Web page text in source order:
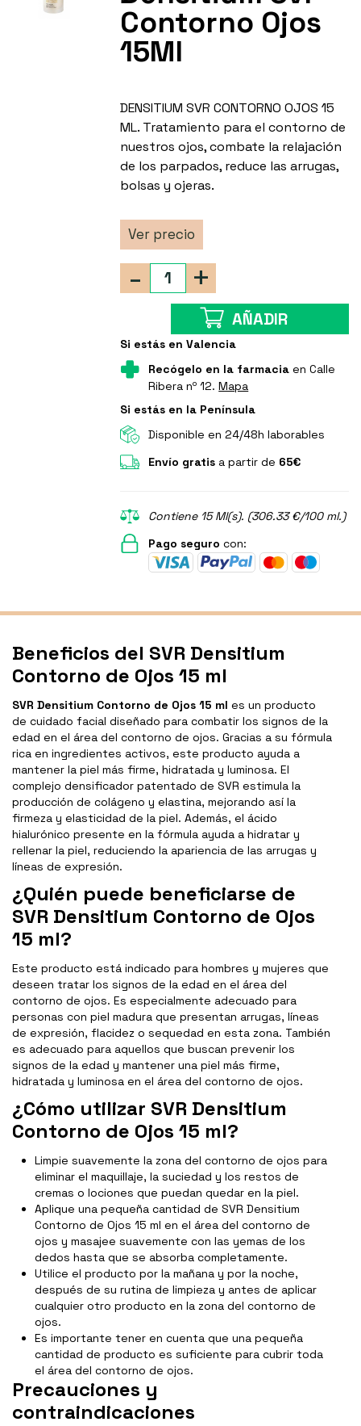
Contorno Ojos
15Ml
DENSITIUM SVR CONTORNO OJOS 15
ML. Tratamiento para el contorno de
nuestros ojos, combate la relajación
de los parpados, reduce las arrugas,
bolsas y ojeras.
Ver precio
+
-
AÑADIR
Si estás en Valencia
Recógelo en la farmacia en Calle
Ribera nº 12.Mapa
Si estás en la Península
Disponible en 24/48h laborables
Envío gratis a partir de 65€
Contiene 15 Ml(s). (306.33 €/100 ml.)
Pago seguro con:
Beneficios del SVR Densitium
Contorno de Ojos 15 ml
SVR Densitium Contorno de Ojos 15 ml es un producto
de cuidado facial diseñado para combatir los signos de la
edad en el área del contorno de ojos. Gracias a su fórmula
rica en ingredientes activos, este producto ayuda a
mantener la piel más firme, hidratada y luminosa. El
complejo densificador patentado de SVR estimula la
producción de colágeno y elastina, mejorando así la
firmeza y elasticidad de la piel. Además, el ácido
hialurónico presente en la fórmula ayuda a hidratar y
rellenar la piel, reduciendo la apariencia de las arrugas y
líneas de expresión.
¿Quién puede beneficiarse de
SVR Densitium Contorno de Ojos
15 ml?
Este producto está indicado para hombres y mujeres que
deseen tratar los signos de la edad en el área del
contorno de ojos. Es especialmente adecuado para
personas con piel madura que presentan arrugas, líneas
de expresión, flacidez o sequedad en esta zona. También
es adecuado para aquellos que buscan prevenir los
signos de la edad y mantener una piel más firme,
hidratada y luminosa en el área del contorno de ojos.
¿Cómo utilizar SVR Densitium
Contorno de Ojos 15 ml?
Limpie suavemente la zona del contorno de ojos para
eliminar el maquillaje, la suciedad y los restos de
cremas o lociones que puedan quedar en la piel.
Aplique una pequeña cantidad de SVR Densitium
Contorno de Ojos 15 ml en el área del contorno de
ojos y masajee suavemente con las yemas de los
dedos hasta que se absorba completamente.
Utilice el producto por la mañana y por la noche,
después de su rutina de limpieza y antes de aplicar
cualquier otro producto en la zona del contorno de
ojos.
Es importante tener en cuenta que una pequeña
cantidad de producto es suficiente para cubrir toda
el área del contorno de ojos.
Precauciones y
contraindicaciones